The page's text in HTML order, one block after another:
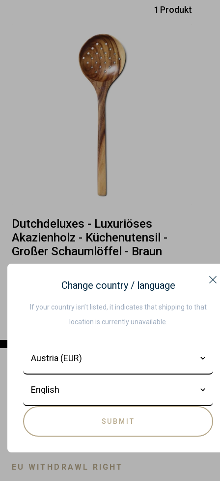
1 Produkt
Dutchdeluxes - Luxuriöses
Akazienholz - Küchenutensil -
Großer Schaumlöffel - Braun
EU WITHDRAWL RIGHT
Change country / language
If your country isn’t listed, it indicates that shipping to that
location is currently unavailable.
SUBMIT